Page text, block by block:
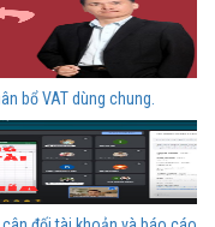
bổ VAT dùng chung.